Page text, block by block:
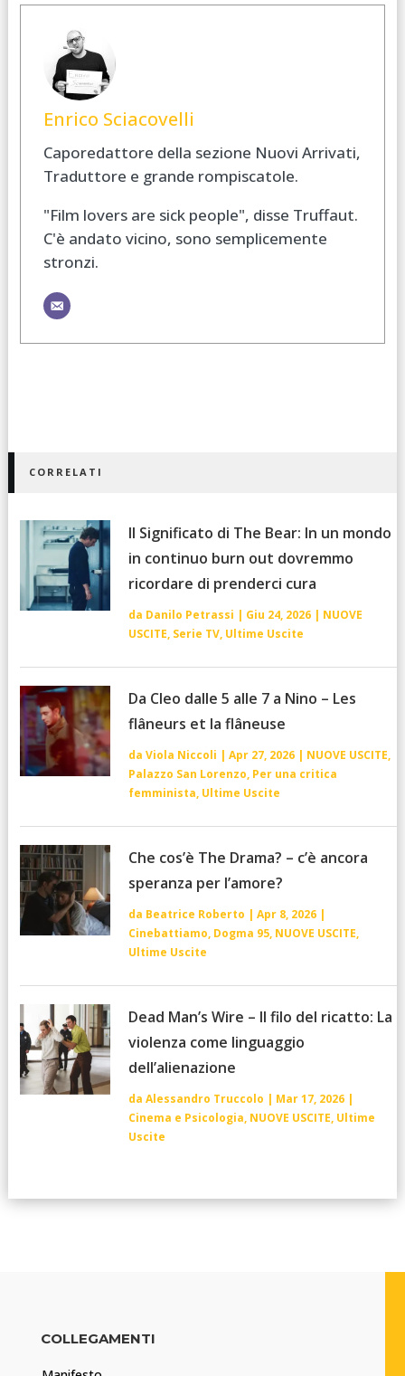
Enrico Sciacovelli
Caporedattore della sezione Nuovi Arrivati,
Traduttore e grande rompiscatole.
"Film lovers are sick people", disse Truffaut.
C'è andato vicino, sono semplicemente
stronzi.
CORRELATI
Il Significato di The Bear: In un mondo
in continuo burn out dovremmo
ricordare di prenderci cura
da Danilo Petrassi | Giu 24, 2026| NUOVE
USCITE, Serie TV, Ultime Uscite
Da Cleo dalle 5 alle 7 a Nino – Les
flâneurs et la flâneuse
da Viola Niccoli | Apr 27, 2026| NUOVE USCITE,
Palazzo San Lorenzo, Per una critica
femminista, Ultime Uscite
Che cos’è The Drama? – c’è ancora
speranza per l’amore?
da Beatrice Roberto | Apr 8, 2026|
Cinebattiamo, Dogma 95, NUOVE USCITE,
Ultime Uscite
Dead Man’s Wire – Il filo del ricatto: La
violenza come linguaggio
dell’alienazione
da Alessandro Truccolo | Mar 17, 2026|
Cinema e Psicologia, NUOVE USCITE, Ultime
Uscite
COLLEGAMENTI